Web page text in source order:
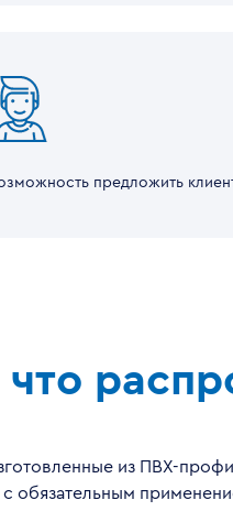
предложить
что
из ПВХ-
обязательным